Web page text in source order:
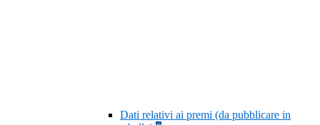
Dati relativi ai premi (da pubblicare in